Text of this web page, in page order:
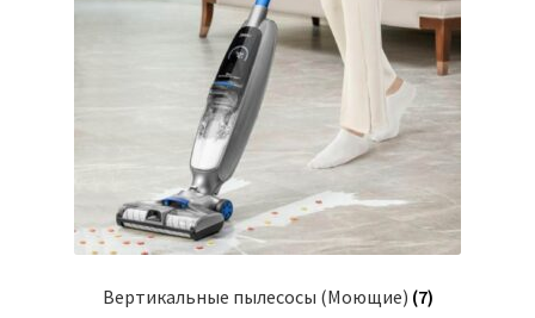
Вертикальные пылесосы (Моющие) (7)